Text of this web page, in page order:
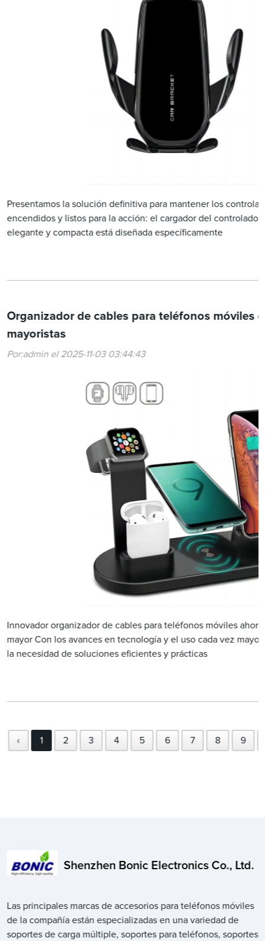
Presentamos la solución definitiva para mantener los
encendidos y listos para la acción: el cargador del controlador
elegante y compacta está diseñada específicamente
Organizador de cables para teléfonos móviles
mayoristas
Por:admin el 2025-11-03 03:44:43
Innovador organizador de cables para teléfonos móviles
mayor Con los avances en tecnología y el uso cada vez
la necesidad de soluciones eficientes y prácticas
‹ 1 2 3 4 5 6 7 8 9
Shenzhen Bonic Electronics Co., Ltd.
Las principales marcas de accesorios para teléfonos móviles
de la compañía están especializadas en una variedad de
soportes de carga múltiple, soportes para teléfonos, soportes